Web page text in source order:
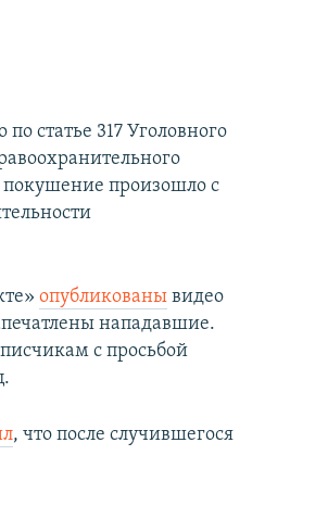
статье 317 Уголовного
покушение произошло с
опубликованы видео
нападавшие.
с просьбой
, что после случившегося